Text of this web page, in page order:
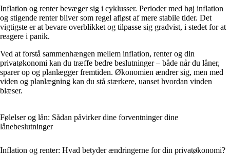
Inflation og renter bevæger sig i cyklusser. Perioder med høj inflation
og stigende renter bliver som regel afløst af mere stabile tider. Det
vigtigste er at bevare overblikket og tilpasse sig gradvist, i stedet for at
reagere i panik.
Ved at forstå sammenhængen mellem inflation, renter og din
privatøkonomi kan du træffe bedre beslutninger – både når du låner,
sparer op og planlægger fremtiden. Økonomien ændrer sig, men med
viden og planlægning kan du stå stærkere, uanset hvordan vinden
blæser.
Følelser og lån: Sådan påvirker dine forventninger dine
lånebeslutninger
Inflation og renter: Hvad betyder ændringerne for din privatøkonomi?